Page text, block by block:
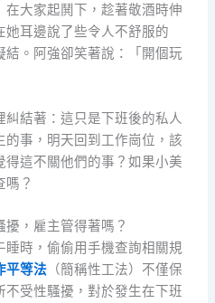
大家起鬨下，趁著敬酒時伸
耳邊說了些令人不舒服的
。阿強卻笑著說：「開個玩
結著：這只是下班後的私人
事，明天回到工作崗位，該
這不關他們的事？如果小美
嗎？
，雇主管得著嗎？
睡時，偷偷用手機查詢相關規
平等法 （簡稱性工法）不僅保
受性騷擾，對於發生在下班